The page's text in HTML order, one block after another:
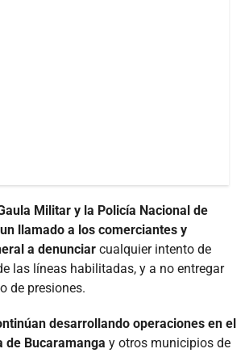
Militar y la Policía Nacional de
llamado a los comerciantes y
a denunciar cualquier intento de
las líneas habilitadas, y a no entregar
de presiones.
desarrollando operaciones en el
de Bucaramanga y otros municipios de